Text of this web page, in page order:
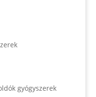
gyógyszerek